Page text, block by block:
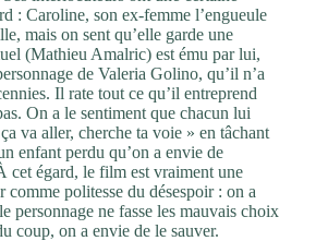
: Caroline, son ex-femme l’engueule
mais on sent qu’elle garde une
(Mathieu Amalric) est ému par lui,
de Valeria Golino, qu’il n’a
Il rate tout ce qu’il entreprend
On a le sentiment que chacun lui
va aller, cherche ta voie » en tâchant
enfant perdu qu’on a envie de
cet égard, le film est vraiment une
comme politesse du désespoir : on a
personnage ne fasse les mauvais choix
coup, on a envie de le sauver.